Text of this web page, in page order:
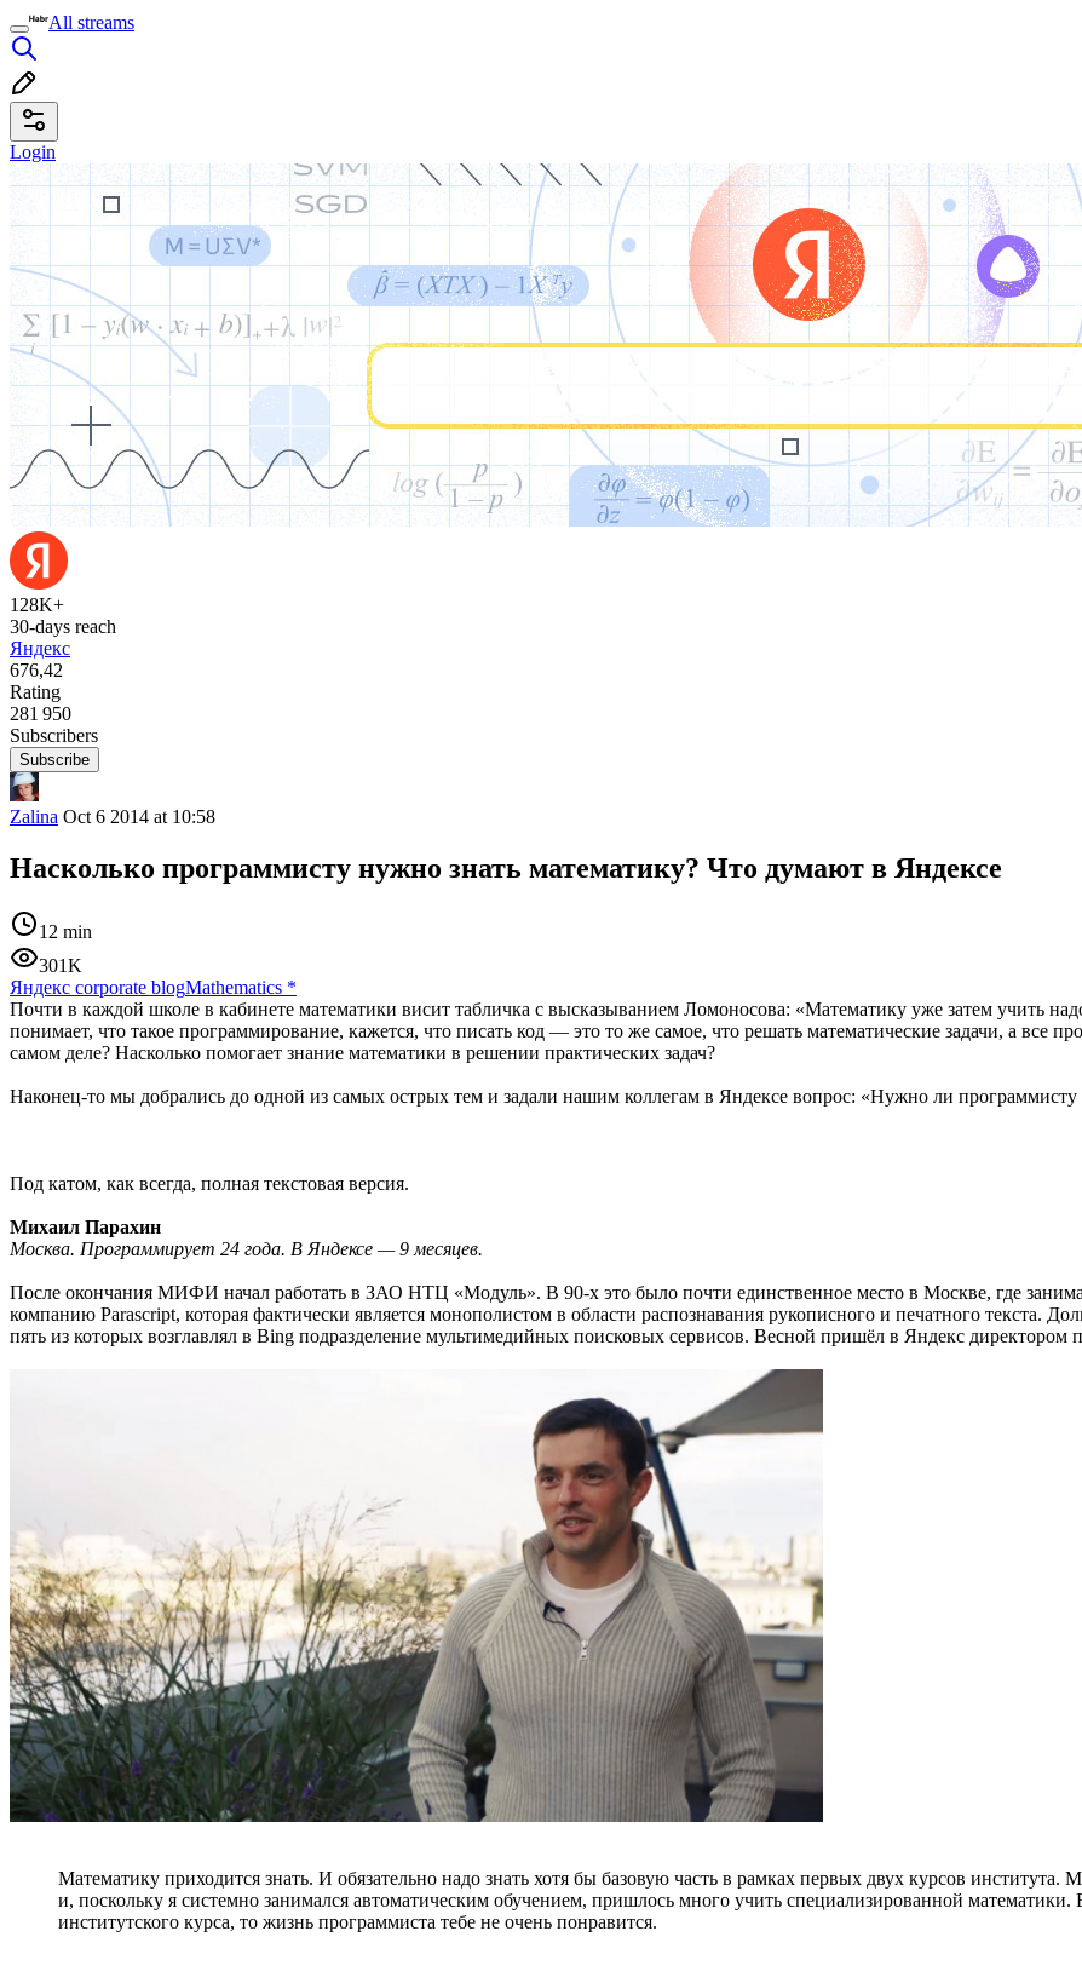
All streams
Login
128K+
30-days reach
Яндекс
676,42
Rating
281 950
Subscribers
Subscribe
Zalina Oct 6 2014 at 10:58
Насколько программисту нужно знать математику? Что думают в Яндексе
12 min
301K
Яндекс corporate blogMathematics *
Почти в каждой школе в кабинете математики висит табличка с высказыванием Ломоносова: «Математику уже затем учить
понимает, что такое программирование, кажется, что писать код — это то же самое, что решать математические задачи, а все
самом деле? Насколько помогает знание математики в решении практических задач?
Наконец-то мы добрались до одной из самых острых тем и задали нашим коллегам в Яндексе вопрос: «Нужно ли программисту
Под катом, как всегда, полная текстовая версия.
Михаил Парахин
Москва. Программирует 24 года. В Яндексе — 9 месяцев.
После окончания МИФИ начал работать в ЗАО НТЦ «Модуль». В 90-х это было почти единственное место в Москве, где
компанию Parascript, которая фактически является монополистом в области распознавания рукописного и печатного
пять из которых возглавлял в Bing подразделение мультимедийных поисковых сервисов. Весной пришёл в Яндекс директором
Математику приходится знать. И обязательно надо знать хотя бы базовую часть в рамках первых двух курсов
и, поскольку я системно занимался автоматическим обучением, пришлось много учить специализированной
институтского курса, то жизнь программиста тебе не очень понравится.